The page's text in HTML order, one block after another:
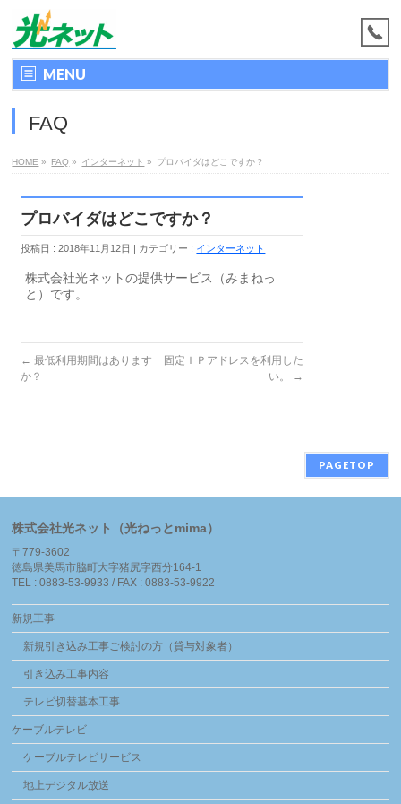
MENU
FAQ
HOME » FAQ » インターネット » プロバイダはどこですか？
プロバイダはどこですか？
投稿日 : 2018年11月12日 カテゴリー : インターネット
株式会社光ネットの提供サービス（みまねっ
と）です。
← 最低利用期間はあります
か？
固定ＩＰアドレスを利用した
い。
→
PAGETOP
株式会社光ネット（光ねっとmima）
〒779-3602
徳島県美馬市脇町大字猪尻字西分164-1
TEL : 0883-53-9933 / FAX : 0883-53-9922
新規工事
新規引き込み工事ご検討の方（貸与対象者）
引き込み工事内容
テレビ切替基本工事
ケーブルテレビ
ケーブルテレビサービス
地上デジタル放送